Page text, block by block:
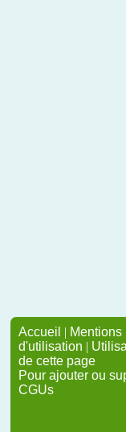
Accueil |
d'utilisation |
de cette page
Pour ajouter ou
CGUs